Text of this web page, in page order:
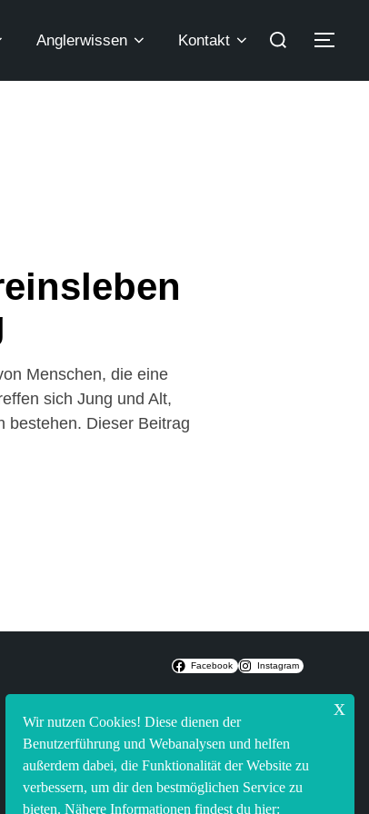
Anglerwissen Kontakt
Menschen, die eine
sich Jung und Alt,
bestehen. Dieser Beitrag
Facebook Instagram
Wir nutzen Cookies! Diese dienen der
Benutzerführung und Webanalysen und helfen
außerdem dabei, die Funktionalität der Website zu
verbessern, um dir den bestmöglichen Service zu
bieten. Nähere Informationen findest du hier:
x